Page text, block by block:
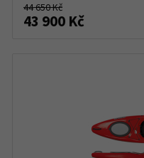
44 650 Kč
43 900 Kč